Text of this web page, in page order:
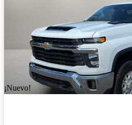
¡Nuevo!